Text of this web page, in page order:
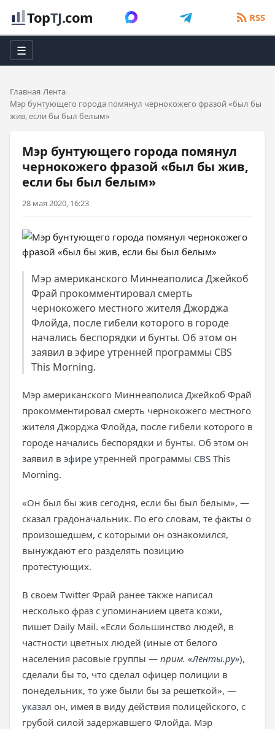
TopTJ.com RSS
☰
Главная Лента
Мэр бунтующего города помянул чернокожего фразой «был бы
жив, если бы был белым»
Мэр бунтующего города помянул
чернокожего фразой «был бы жив,
если бы был белым»
28 мая 2020, 16:23
Мэр американского Миннеаполиса Джейкоб
Фрай прокомментировал смерть
чернокожего местного жителя Джорджа
Флойда, после гибели которого в городе
начались беспорядки и бунты. Об этом он
заявил в эфире утренней программы CBS
This Morning.
Мэр американского Миннеаполиса Джейкоб Фрай
прокомментировал смерть чернокожего местного
жителя Джорджа Флойда, после гибели которого в
городе начались беспорядки и бунты. Об этом он
заявил в эфире утренней программы CBS This
Morning.
«Он был бы жив сегодня, если бы был белым», —
сказал градоначальник. По его словам, те факты о
произошедшем, с которыми он ознакомился,
вынуждают его разделять позицию
протестующих.
В своем Twitter Фрай ранее также написал
несколько фраз с упоминанием цвета кожи,
пишет Daily Mail. «Если большинство людей, в
частности цветных людей (иные от белого
населения расовые группы — прим. «Ленты.ру»),
сделали бы то, что сделал офицер полиции в
понедельник, то уже были бы за решеткой», —
указал он, имея в виду действия полицейского, с
грубой силой задержавшего Флойда. Мэр